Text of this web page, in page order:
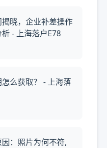
晓，企业补差操作
- 上海落户E78
么获取？ - 上海落
：照片为何不符,